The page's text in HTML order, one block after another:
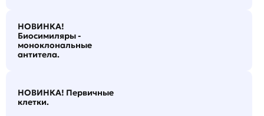
НОВИНКА!
Биосимиляры -
моноклональные
антитела.
НОВИНКА! Первичные
клетки.